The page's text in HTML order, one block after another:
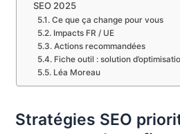
SEO 2025
Ce que ça change pour vous
Impacts FR / UE
Actions recommandées
Fiche outil : solution
Léa Moreau
Stratégies SEO